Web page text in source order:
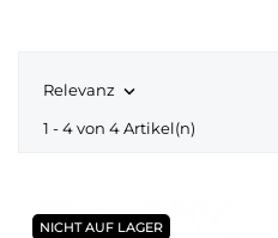
Relevanz 
1 - 4 von 4 Artikel(n)
NICHT AUF LAGER